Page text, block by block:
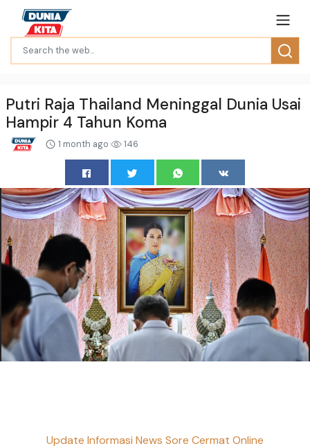
Putri Raja Thailand Meninggal Dunia Usai
Hampir 4 Tahun Koma
1 month ago 146
Update Informasi News Sore Cermat Online